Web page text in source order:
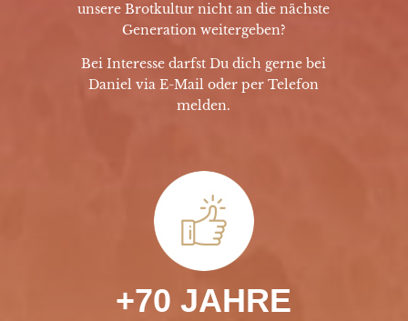
unsere Brotkultur nicht an die nächste
Generation weitergeben?
Bei Interesse darfst Du dich gerne bei
Daniel via E-Mail oder per Telefon
melden.
+70 JAHRE